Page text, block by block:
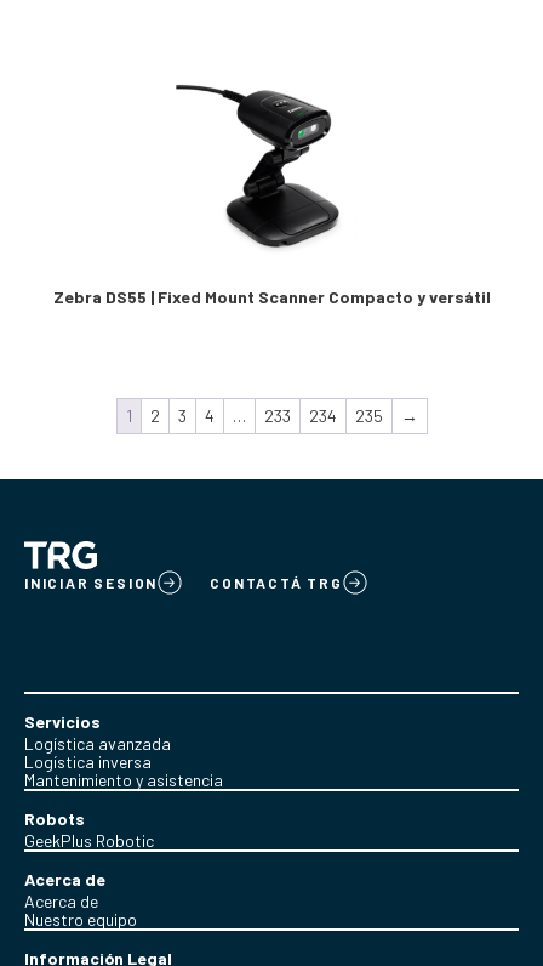
Zebra DS55 | Fixed Mount Scanner Compacto y versátil
1 2 3 4 … 233 234 235 →
INICIAR SESION CONTACTÁ TRG
Servicios
Logística avanzada
Logística inversa
Mantenimiento y asistencia
Robots
GeekPlus Robotic
Acerca de
Acerca de
Nuestro equipo
Información Legal